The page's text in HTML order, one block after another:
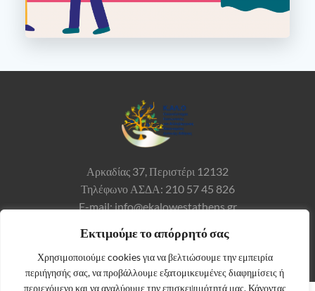
Εκτιμούμε το απόρρητό σας
Χρησιμοποιούμε cookies για να βελτιώσουμε την εμπειρία
περιήγησής σας, να προβάλλουμε εξατομικευμένες διαφημίσεις ή
περιεχόμενο και να αναλύουμε την επισκεψιμότητά μας. Κάνοντας
Αρκαδίας 37, Περιστέρι 12132
Τηλέφωνο ΑΣΔΑ: 210 57 45 826
E-mail: info@ekalowestathens.gr